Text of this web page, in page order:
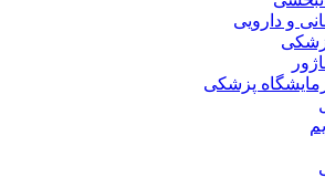
و دارویی
پزشکی